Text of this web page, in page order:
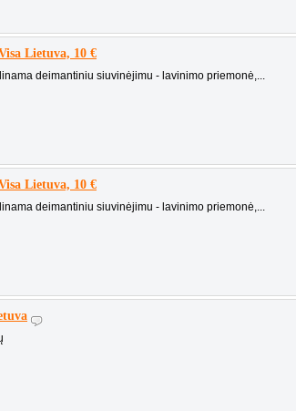
Lietuva, 10 €
deimantiniu siuvinėjimu - lavinimo priemonė,...
Lietuva, 10 €
deimantiniu siuvinėjimu - lavinimo priemonė,...